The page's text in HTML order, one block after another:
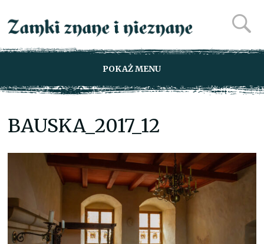
POKAŻ MENU
BAUSKA_2017_12